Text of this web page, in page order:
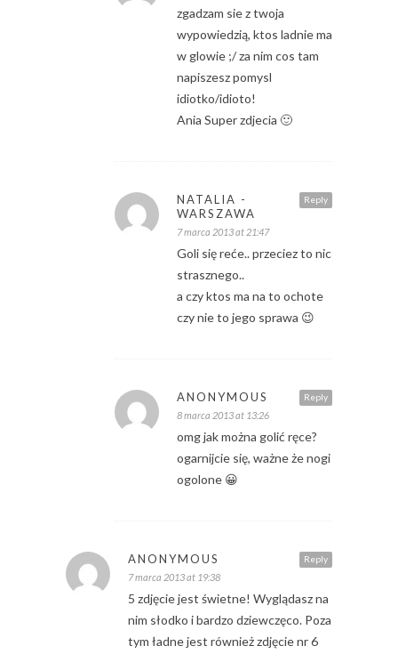
zgadzam sie z twoja
wypowiedzią, ktos ladnie ma
w glowie ;/ za nim cos tam
napiszesz pomysl
idiotko/idioto!
Ania Super zdjecia 🙂
Reply
NATALIA -
WARSZAWA
7 marca 2013 at 21:47
Goli się reće.. przeciez to nic
strasznego..
a czy ktos ma na to ochote
czy nie to jego sprawa 😉
Reply
ANONYMOUS
8 marca 2013 at 13:26
omg jak można golić ręce?
ogarnijcie się, ważne że nogi
ogolone 😀
Reply
ANONYMOUS
7 marca 2013 at 19:38
5 zdjęcie jest świetne! Wyglądasz na
nim słodko i bardzo dziewczęco. Poza
tym ładne jest również zdjęcie nr 6